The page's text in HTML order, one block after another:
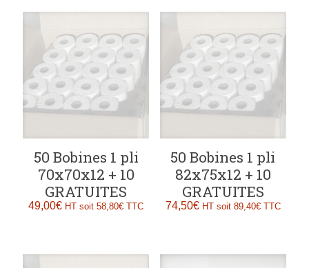
50 Bobines 1 pli
70x70x12 + 10
GRATUITES
49,00€ HT soit58,80€ TTC
50 Bobines 1 pli
82x75x12 + 10
GRATUITES
74,50€ HT soit 89,40€TTC